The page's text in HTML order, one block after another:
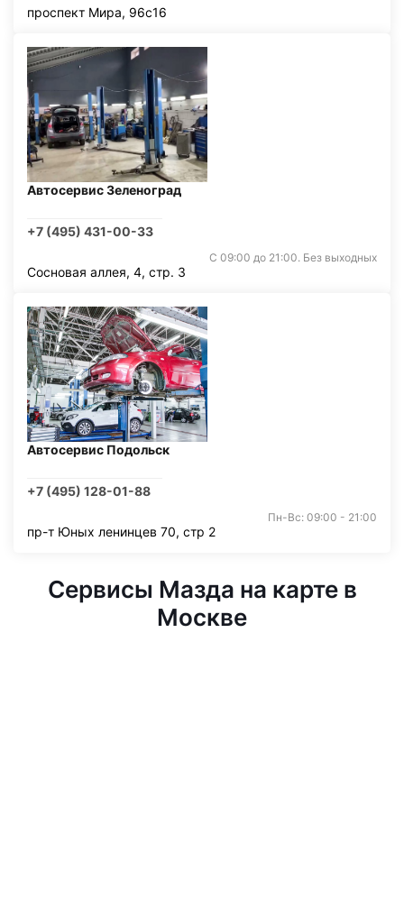
проспект Мира, 96с16
Автосервис Зеленоград
+7 (495) 431-00-33
С 09:00 до 21:00. Без выходных
Сосновая аллея, 4, стр. 3
Автосервис Подольск
+7 (495) 128-01-88
Пн-Вс: 09:00 - 21:00
пр-т Юных ленинцев 70, стр 2
Сервисы Мазда на карте в
Москве